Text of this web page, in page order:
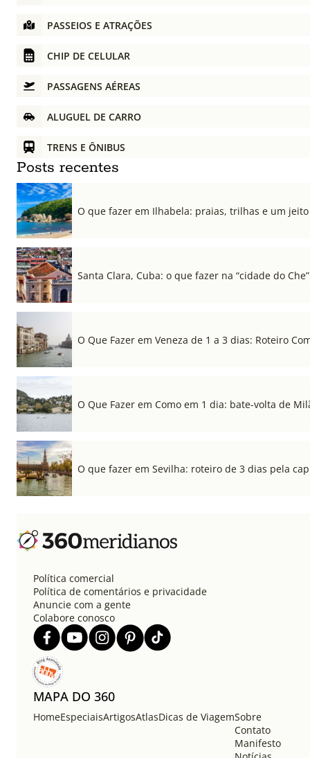
PASSEIOS E ATRAÇÕES
CHIP DE CELULAR
PASSAGENS AÉREAS
ALUGUEL DE CARRO
TRENS E ÔNIBUS
Posts recentes
O que fazer em Ilhabela: praias, trilhas e um
Santa Clara, Cuba: o que fazer na “cidade do Che”
O Que Fazer em Veneza de 1 a 3 dias: Roteiro
O Que Fazer em Como em 1 dia: bate-volta de
O que fazer em Sevilha: roteiro de 3 dias pela
Política comercial
Política de comentários e privacidade
Anuncie com a gente
Colabore conosco
MAPA DO 360
HomeEspeciaisArtigosAtlasDicas de ViagemSobre
Contato
Manifesto